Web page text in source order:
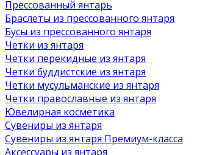
Прессованный янтарь
Браслеты из прессованного янтаря
Бусы из прессованного янтаря
Четки из янтаря
Четки перекидные из янтаря
Четки буддистские из янтаря
Четки мусульманские из янтаря
Четки православные из янтаря
Ювелирная косметика
Сувениры из янтаря
Сувениры из янтаря Премиум-класса
Аксессуары из янтаря